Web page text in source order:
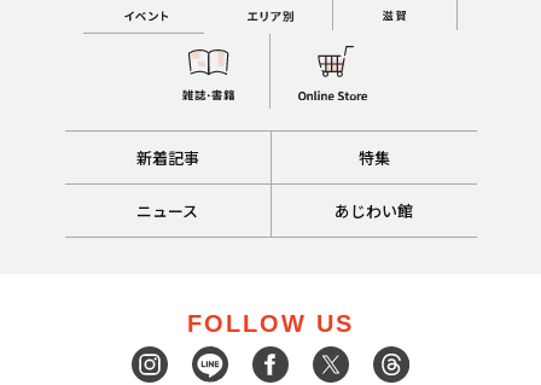
新着記事 特集
ニュース あじわい館
FOLLOW US